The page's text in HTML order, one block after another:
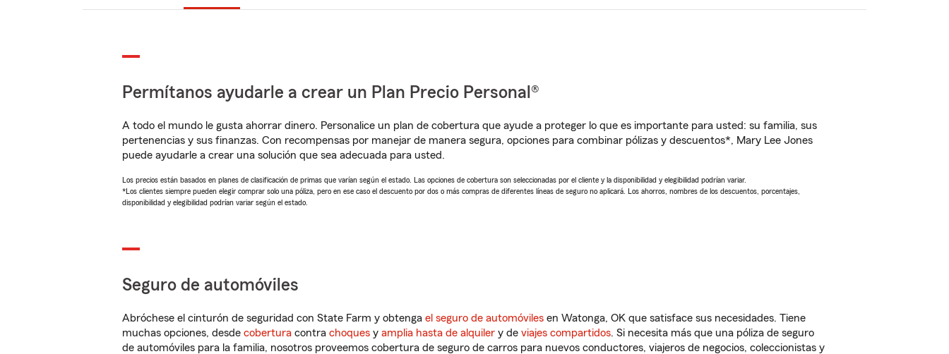
Permítanos ayudarle a crear un Plan Precio Personal®
A todo el mundo le gusta ahorrar dinero. Personalice un plan de cobertura que ayude a proteger lo que es importante para usted: su familia, sus
pertenencias y sus finanzas. Con recompensas por manejar de manera segura, opciones para combinar pólizas y descuentos*, Mary Lee Jones
puede ayudarle a crear una solución que sea adecuada para usted.
Los precios están basados en planes de clasificación de primas que varían según el estado. Las opciones de cobertura son seleccionadas por el cliente y la disponibilidad y elegibilidad podrían variar.
*Los clientes siempre pueden elegir comprar solo una póliza, pero en ese caso el descuento por dos o más compras de diferentes líneas de seguro no aplicará. Los ahorros, nombres de los descuentos, porcentajes,
disponibilidad y elegibilidad podrían variar según el estado.
Seguro de automóviles
Abróchese el cinturón de seguridad con State Farm y obtenga el seguro de automóviles en Watonga, OK que satisface sus necesidades. Tiene
muchas opciones, desde cobertura contra choques y amplia hasta de alquiler y de viajes compartidos. Si necesita más que una póliza de seguro
de automóviles para la familia, nosotros proveemos cobertura de seguro de carros para nuevos conductores, viajeros de negocios, coleccionistas y